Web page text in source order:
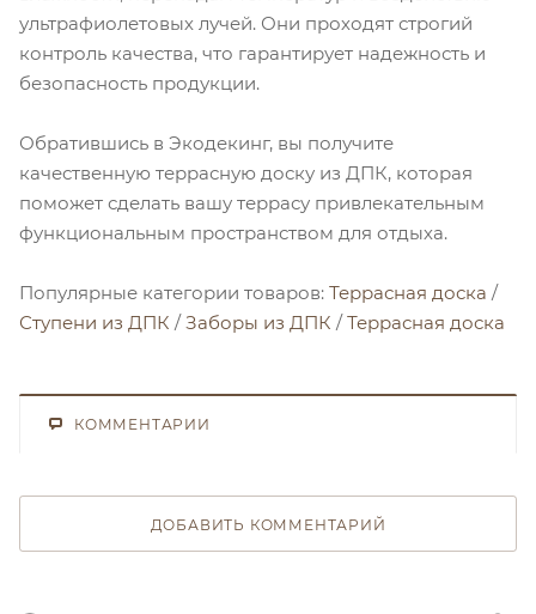
ультрафиолетовых лучей. Они проходят строгий
контроль качества, что гарантирует надежность и
безопасность продукции.
Обратившись в Экодекинг, вы получите
качественную террасную доску из ДПК, которая
поможет сделать вашу террасу привлекательным
функциональным пространством для отдыха.
Популярные категории товаров: Террасная доска /
Ступени из ДПК /Заборы из ДПК /Террасная доска
КОММЕНТАРИИ
ДОБАВИТЬ КОММЕНТАРИЙ